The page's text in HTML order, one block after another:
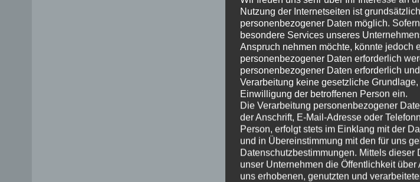
Nutzung der Internetseiten ist
personenbezogener Daten möglich.
besondere Services unseres
Anspruch nehmen möchte, könnte jedoch
personenbezogener Daten erforderlich
personenbezogener Daten erforderlich
Verarbeitung keine gesetzliche
Einwilligung der betroffenen Person ein.
Die Verarbeitung personenbezogener
der Anschrift, E-Mail-Adresse oder
Person, erfolgt stets im Einklang mit der
und in Übereinstimmung mit den für uns
Datenschutzbestimmungen. Mittels dieser
unser Unternehmen die Öffentlichkeit
uns erhobenen, genutzten und